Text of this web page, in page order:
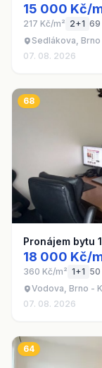
15 000 Kč/
217 Kč/m² 2+1 69
Sedlákova,
07. 08. 2026
68
Pronájem bytu
18 000 Kč/
360 Kč/m² 1+1 50
Vodova, Brno -
07. 08. 2026
64